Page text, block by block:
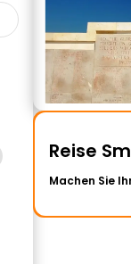
Reise
Machen Sie